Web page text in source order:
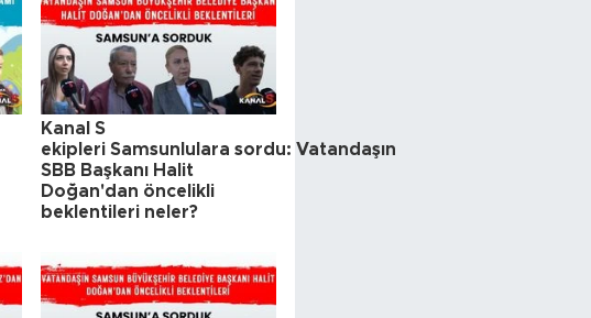
Kanal S
ekipleri Samsunlulara sordu: Vatandaşın
SBB Başkanı Halit
Doğan'dan öncelikli
beklentileri neler?